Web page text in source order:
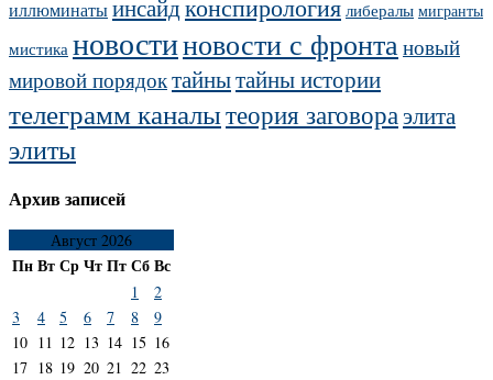
иллюминатыинсайдконспирология либералы мигранты
мистика новостиновости с фронтановый
мировой порядоктайнытайны истории
телеграмм каналытеория заговораэлита
элиты
Архив записей
Август 2026
ПнВтСрЧтПтСбВс
1
2
3
4 5 6 7 8
9
10 11 12 13 14 15 16
17 18 19 20 21 22 23